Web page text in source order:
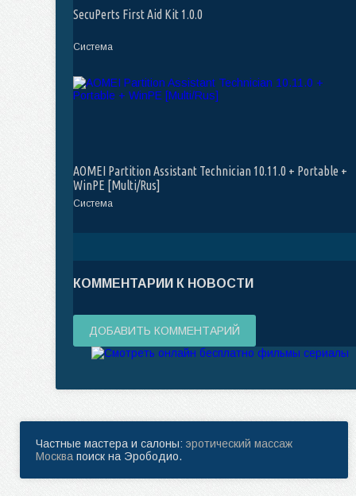
SecuPerts First Aid Kit 1.0.0
Система
AOMEI Partition Assistant Technician 10.11.0 + Portable +
WinPE [Multi/Rus]
Система
КОММЕНТАРИИ К НОВОСТИ
ДОБАВИТЬ КОММЕНТАРИЙ
Частные мастера и салоны: эротический массаж
Москва поиск на Эрободио.